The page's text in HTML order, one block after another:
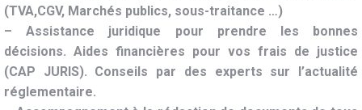
(TVA,CGV, Marchés publics, sous-traitance …)
– Assistance juridique pour prendre les bonnes
décisions. Aides financières pour vos frais de justice
(CAP JURIS). Conseils par des experts sur l’actualité
réglementaire.